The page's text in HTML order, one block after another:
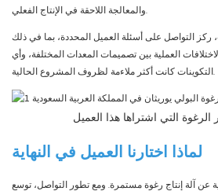
والمعالجة اللاحقة في الإنتاج الفعلي.
ركز التواصل على أسئلة العميل المحددة، بما في ذلك
العملية بين تصميمات المعدات المختلفة، وأي
التكوينات كانت أكثر ملاءمة لظروف المشروع الحالية.
الرغوة التي اشتراها هذا العميل
لماذا اختارنا العميل في النهاية
عن آلة إنتاج رغوة مستمرة. ومع تطور التواصل، توسع